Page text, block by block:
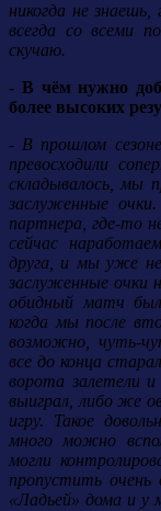
никогда не
всегда со всеми
скучаю.
- В чём нужно
более высоких
- В прошлом
превосходили
складывалось, мы
заслуженные
партнера, где-то
сейчас
друга, и мы уже
заслуженные очки
обидный матч
когда мы после
возможно, чуть-
все до конца
ворота залетели
выиграл, либо же
игру. Такое
много можно
могли
пропустить
«Ладьей» дома и у